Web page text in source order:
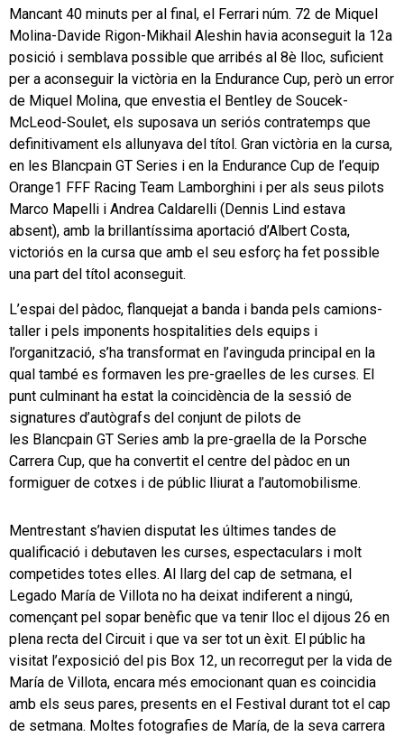
Mancant 40 minuts per al final, el Ferrari núm. 72 de Miquel
Molina-Davide Rigon-Mikhail Aleshin havia aconseguit la 12a
posició i semblava possible que arribés al 8è lloc, suficient
per a aconseguir la victòria en la Endurance Cup, però un error
de Miquel Molina, que envestia el Bentley de Soucek-
McLeod-Soulet, els suposava un seriós contratemps que
definitivament els allunyava del títol. Gran victòria en la cursa,
en les Blancpain GT Series i en la Endurance Cup de l’equip
Orange1 FFF Racing Team Lamborghini i per als seus pilots
Marco Mapelli i Andrea Caldarelli (Dennis Lind estava
absent), amb la brillantíssima aportació d’Albert Costa,
victoriós en la cursa que amb el seu esforç ha fet possible
una part del títol aconseguit.
L’espai del pàdoc, flanquejat a banda i banda pels camions-
taller i pels imponents hospitalities dels equips i
l’organització, s’ha transformat en l’avinguda principal en la
qual també es formaven les pre-graelles de les curses. El
punt culminant ha estat la coincidència de la sessió de
signatures d’autògrafs del conjunt de pilots de
les Blancpain GT Series amb la pre-graella de la Porsche
Carrera Cup, que ha convertit el centre del pàdoc en un
formiguer de cotxes i de públic lliurat a l’automobilisme.
Mentrestant s’havien disputat les últimes tandes de
qualificació i debutaven les curses, espectaculars i molt
competides totes elles. Al llarg del cap de setmana, el
Legado María de Villota no ha deixat indiferent a ningú,
començant pel sopar benèfic que va tenir lloc el dijous 26 en
plena recta del Circuit i que va ser tot un èxit. El públic ha
visitat l’exposició del pis Box 12, un recorregut per la vida de
María de Villota, encara més emocionant quan es coincidia
amb els seus pares, presents en el Festival durant tot el cap
de setmana. Moltes fotografies de María, de la seva carrera